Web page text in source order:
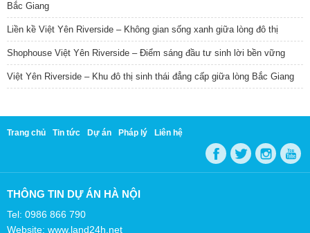
Bắc Giang
Liền kề Việt Yên Riverside – Không gian sống xanh giữa lòng đô thị
Shophouse Việt Yên Riverside – Điểm sáng đầu tư sinh lời bền vững
Việt Yên Riverside – Khu đô thị sinh thái đẳng cấp giữa lòng Bắc Giang
Trang chủ Tin tức Dự án Pháp lý Liên hệ
THÔNG TIN DỰ ÁN HÀ NỘI
Tel: 0986 866 790
Website: www.land24h.net